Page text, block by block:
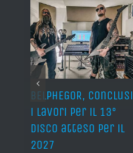
BELPHEGOR, conclusi
i lavori per il 13°
disco atteso per il
2027